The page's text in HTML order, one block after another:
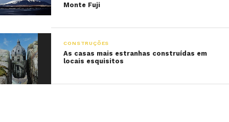
Monte Fuji
CONSTRUÇÕES
As casas mais estranhas construídas em
locais esquisitos